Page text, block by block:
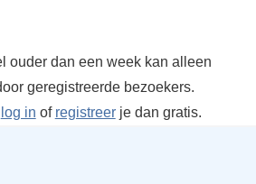
ouder dan een week kan alleen
geregistreerde bezoekers.
log in of registreerje dan gratis.